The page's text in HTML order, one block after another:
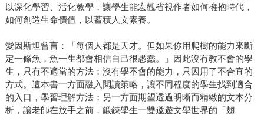
以深化學習、活化教學，讓學生能宏觀省視作者如何擁抱時代，
如何創造生命價值，以蓄積人文素養。
愛因斯坦曾言：「每個人都是天才。但如果你用爬樹的能力來斷
定一條魚，魚一生都會相信自己很愚蠢。」因此沒有教不會的學
生，只有不適當的方法；沒有學不會的能力，只因用了不合宜的
方式。這本書一方面融入閱讀策略，讓不同程度的學生找到適合
的入口，學習理解方法；另一方面期望透過明晰而精緻的文本分
析，讓老師在放手之前，鍛鍊學生一雙邀遊文學世界的「翅